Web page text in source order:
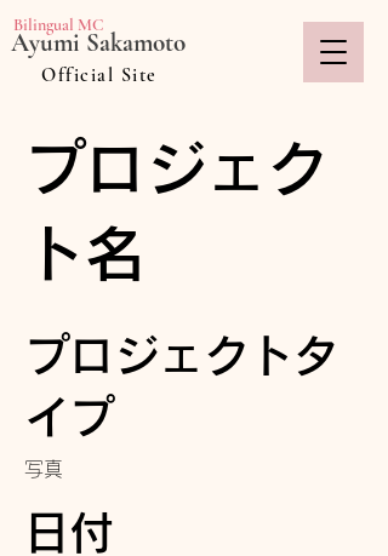
Ayumi Sakamoto
Official Site
Bilingual MC
プロジェク
ト名
プロジェクトタ
イプ
写真
日付